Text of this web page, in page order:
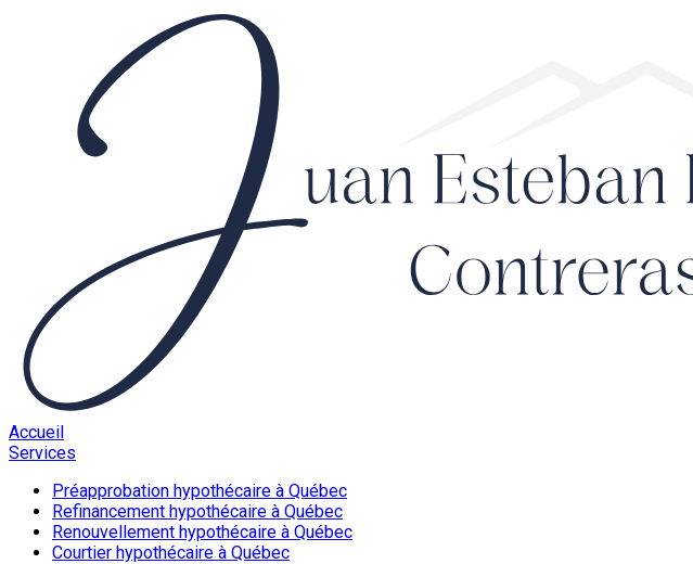
Accueil
Services
Préapprobation hypothécaire à Québec
Refinancement hypothécaire à Québec
Renouvellement hypothécaire à Québec
Courtier hypothécaire à Québec